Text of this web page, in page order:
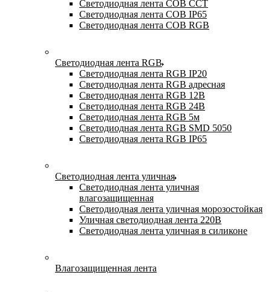
Светодиодная лента COB CCT
Светодиодная лента COB IP65
Светодиодная лента COB RGB
Светодиодная лента RGB
Светодиодная лента RGB IP20
Светодиодная лента RGB адресная
Светодиодная лента RGB 12В
Светодиодная лента RGB 24В
Светодиодная лента RGB 5м
Светодиодная лента RGB SMD 5050
Светодиодная лента RGB IP65
Светодиодная лента уличная
Светодиодная лента уличная
влагозащищенная
Светодиодная лента уличная морозостойкая
Уличная светодиодная лента 220В
Светодиодная лента уличная в силиконе
Влагозащищенная лента